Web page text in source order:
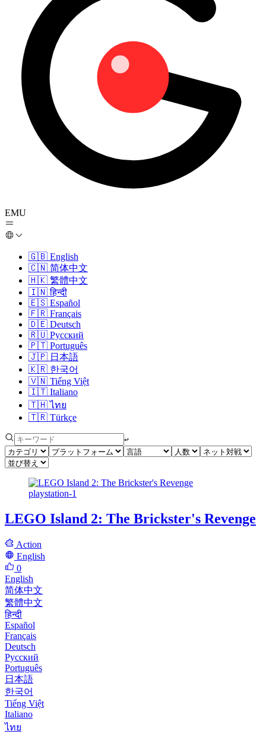
EMU
🇬🇧 English
🇨🇳 简体中文
🇭🇰 繁體中文
🇮🇳 हिन्दी
🇪🇸 Español
🇫🇷 Français
🇩🇪 Deutsch
🇷🇺 Русский
🇵🇹 Português
🇯🇵 日本語
🇰🇷 한국어
🇻🇳 Tiếng Việt
🇮🇹 Italiano
🇹🇭 ไทย
🇹🇷 Türkçe
↩︎
playstation-1
LEGO Island 2: The Brickster's Revenge
Action
English
0
English
简体中文
繁體中文
हिन्दी
Español
Français
Deutsch
Русский
Português
日本語
한국어
Tiếng Việt
Italiano
ไทย